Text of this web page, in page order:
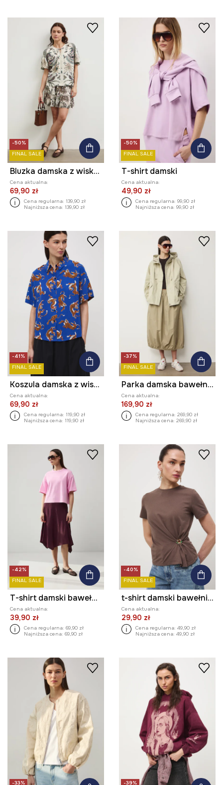
-50%
FINAL SALE
Bluzka damska z wiskozy wzorzysta
Cena aktualna:
69,90 zł
Cena regularna: 139,90 zł
Najniższa cena: 139,90 zł
-50%
FINAL SALE
T-shirt damski
Cena aktualna:
49,90 zł
Cena regularna: 99,90 zł
Najniższa cena: 99,90 zł
-41%
FINAL SALE
Koszula damska z wiskozy
Cena aktualna:
69,90 zł
Cena regularna: 119,90 zł
Najniższa cena: 119,90 zł
-37%
FINAL SALE
Parka damska bawełniana
Cena aktualna:
169,90 zł
Cena regularna: 269,90 zł
Najniższa cena: 269,90 zł
-42%
FINAL SALE
T-shirt damski bawełniany
Cena aktualna:
39,90 zł
Cena regularna: 69,90 zł
Najniższa cena: 69,90 zł
-40%
FINAL SALE
t-shirt damski bawełniany
Cena aktualna:
29,90 zł
Cena regularna: 49,90 zł
Najniższa cena: 49,90 zł
-33%
-39%